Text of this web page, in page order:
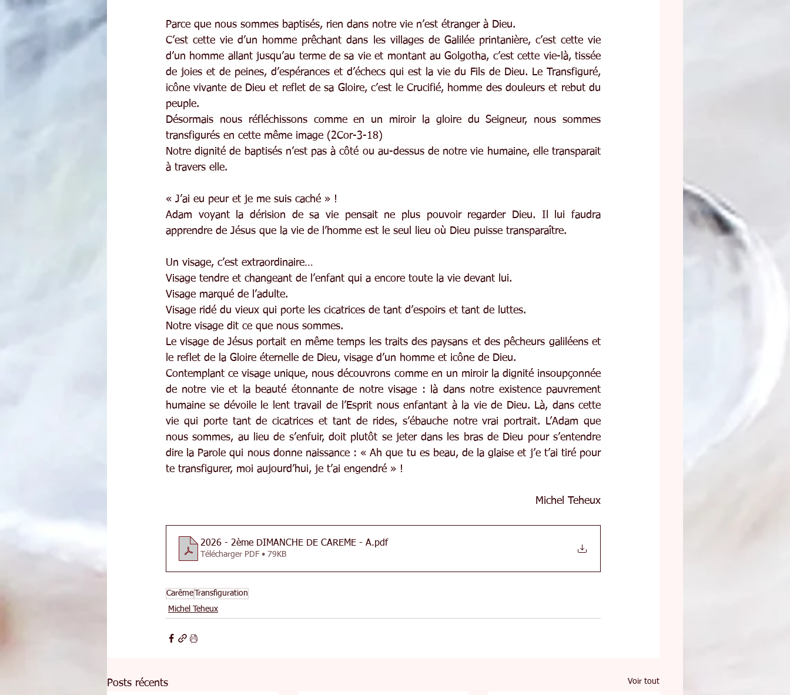
Parce que nous sommes baptisés, rien dans notre vie n’est étranger à Dieu.
C’est cette vie d’un homme prêchant dans les villages de Galilée printanière, c’est cette vie
d’un homme allant jusqu’au terme de sa vie et montant au Golgotha, c’est cette vie-là, tissée
de joies et de peines, d’espérances et d’échecs qui est la vie du Fils de Dieu. Le Transfiguré,
icône vivante de Dieu et reflet de sa Gloire, c’est le Crucifié, homme des douleurs et rebut du
peuple.
Désormais nous réfléchissons comme en un miroir la gloire du Seigneur, nous sommes
transfigurés en cette même image (2Cor-3-18)
Notre dignité de baptisés n’est pas à côté ou au-dessus de notre vie humaine, elle transparait
à travers elle.
« J’ai eu peur et je me suis caché » !
Adam voyant la dérision de sa vie pensait ne plus pouvoir regarder Dieu. Il lui faudra
apprendre de Jésus que la vie de l’homme est le seul lieu où Dieu puisse transparaître.
Un visage, c’est extraordinaire…
Visage tendre et changeant de l’enfant qui a encore toute la vie devant lui.
Visage marqué de l’adulte.
Visage ridé du vieux qui porte les cicatrices de tant d’espoirs et tant de luttes.
Notre visage dit ce que nous sommes.
Le visage de Jésus portait en même temps les traits des paysans et des pêcheurs galiléens et
le reflet de la Gloire éternelle de Dieu, visage d’un homme et icône de Dieu.
Contemplant ce visage unique, nous découvrons comme en un miroir la dignité insoupçonnée
de notre vie et la beauté étonnante de notre visage : là dans notre existence pauvrement
humaine se dévoile le lent travail de l’Esprit nous enfantant à la vie de Dieu. Là, dans cette
vie qui porte tant de cicatrices et tant de rides, s’ébauche notre vrai portrait. L’Adam que
nous sommes, au lieu de s’enfuir, doit plutôt se jeter dans les bras de Dieu pour s’entendre
dire la Parole qui nous donne naissance : « Ah que tu es beau, de la glaise et j’e t’ai tiré pour
te transfigurer, moi aujourd’hui, je t’ai engendré » !
Michel Teheux
2026 - 2ème DIMANCHE DE CAREME - A.pdf
Télécharger PDF • 79KB
Carême
Transfiguration
Michel Teheux
Posts récents Voir tout